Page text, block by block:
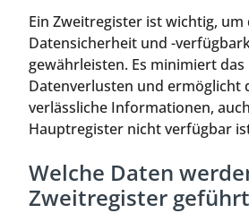
Ein Zweitregister ist wichtig, um
Datensicherheit und -
gewährleisten. Es minimiert das
Datenverlusten und ermöglicht
verlässliche Informationen,
Hauptregister nicht verfügbar
Welche Daten
Zweitregister